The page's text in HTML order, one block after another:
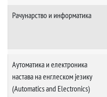
Рачунарство и информатика
Аутоматика и електроника
настава на енглеском језику
(Automatics and Electronics)